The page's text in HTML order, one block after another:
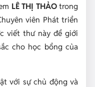
LÊ THỊ THẢOtrong
viên Phát triển
viết thư này để giới
cho học bổng của
với sự chủ động và